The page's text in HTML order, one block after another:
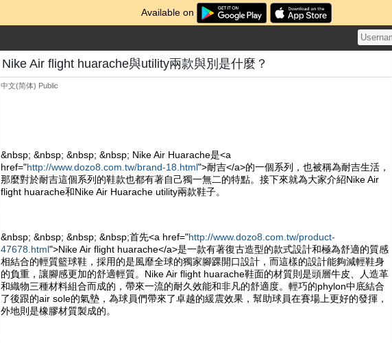
Available on
Nike Air flight huarache與utility兩款與別是什麼？
中文(简体) Public
&nbsp; &nbsp; &nbsp; &nbsp; Nike Air Huarache是<a
href="http://www.dozo8.com.tw/brand-18.html">耐吉</a>的一個系列，也被稱為耐吉生活，
那麼對於耐吉這個系列的鞋款也都有著自己獨一無二的特點。接下來就為大家介紹Nike Air
flight huarache和Nike Air Huarache utility兩款鞋子。
&nbsp; &nbsp; &nbsp; &nbsp;首先<a href="http://www.dozo8.com.tw/product-
47678.html">Nike Air flight huarache</a>是一款有著復古造型的款式設計和極為舒適的質感
相結合的輕質籃球鞋，採用的是風靡全球的獨家腳踝開口設計，而這樣的設計能夠減輕鞋身
的負重，讓腳感更加的舒適輕質。Nike Air flight huarache鞋面的材質則是頭層牛皮、人造革
和織物三種材料組合而成的，帶來一流的耐久效能和非凡的舒適度。輕巧的phylon中底結合
了後跟的air sole的氣墊，為球員們帶來了卓越的緩震效果，幫助球員在賽場上更好的發揮，
外地則是橡膠材質製成的。